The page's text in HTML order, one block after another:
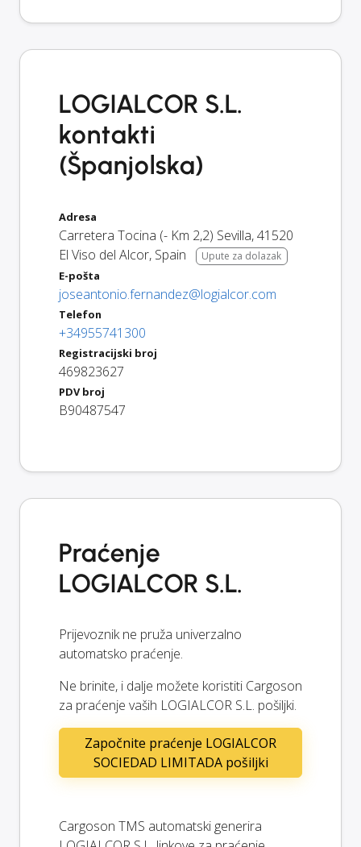
LOGIALCOR S.L.
kontakti
(Španjolska)
Adresa
Carretera Tocina (- Km 2,2) Sevilla,41520
El Viso del Alcor, Spain Upute za dolazak
E-pošta
joseantonio.fernandez@logialcor.com
Telefon
+34955741300
Registracijski broj
469823627
PDV broj
B90487547
Praćenje
LOGIALCOR S.L.
Prijevoznik ne pruža univerzalno
automatsko praćenje.
Ne brinite, i dalje možete koristiti Cargoson
za praćenje vaših LOGIALCOR S.L. pošiljki.
Započnite praćenje LOGIALCOR
SOCIEDAD LIMITADA pošiljki
Cargoson TMS automatski generira